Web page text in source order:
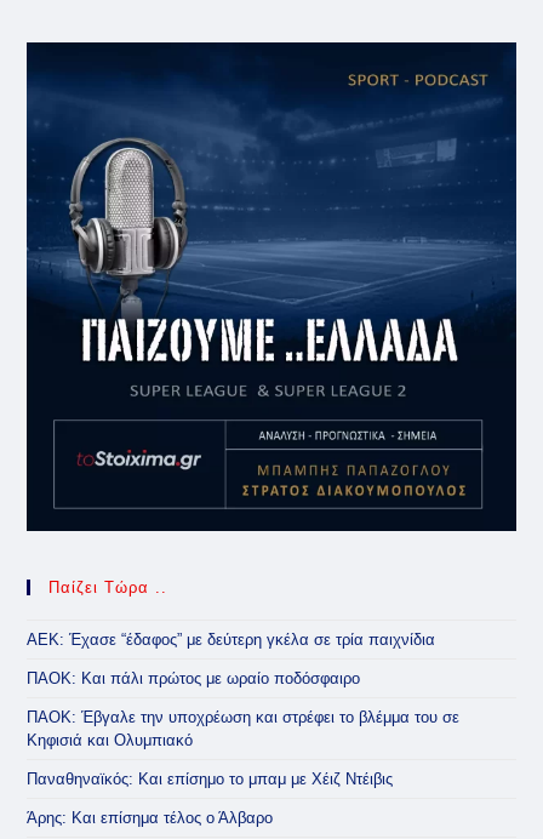
Παίζει Τώρα ..
ΑΕΚ: Έχασε “έδαφος” με δεύτερη γκέλα σε τρία παιχνίδια
ΠΑΟΚ: Και πάλι πρώτος με ωραίο ποδόσφαιρο
ΠΑΟΚ: Έβγαλε την υποχρέωση και στρέφει το βλέμμα του σε
Κηφισιά και Ολυμπιακό
Παναθηναϊκός: Και επίσημο το μπαμ με Χέιζ Ντέιβις
Άρης: Και επίσημα τέλος ο Άλβαρο